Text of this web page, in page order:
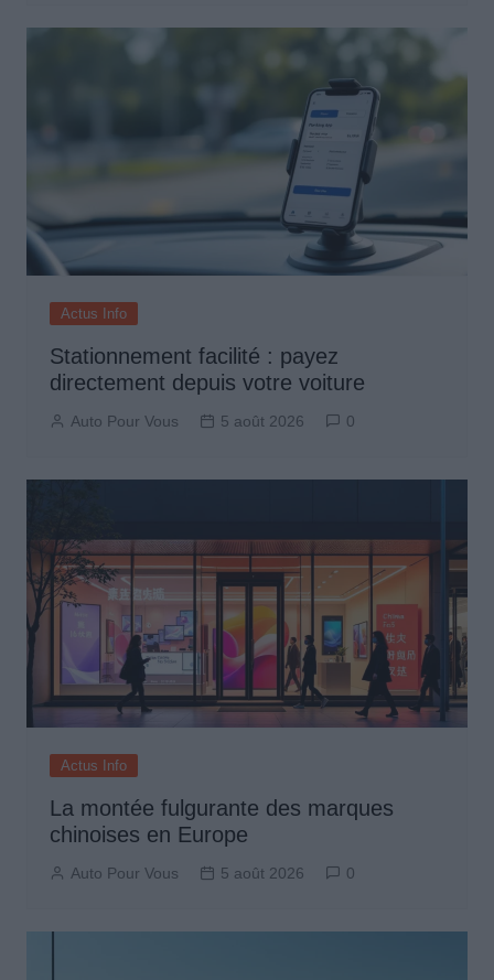
Actus Info
Stationnement facilité : payez
directement depuis votre voiture
Auto Pour Vous 5 août 2026 0
Actus Info
La montée fulgurante des marques
chinoises en Europe
Auto Pour Vous 5 août 2026 0